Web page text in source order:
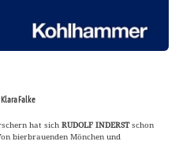
Falke
hat sichRUDOLF INDERSTschon
bierbrauenden Mönchen und